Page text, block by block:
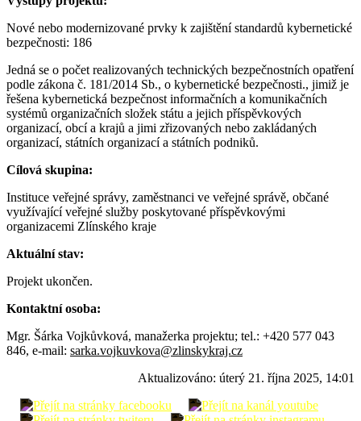
Nové nebo modernizované prvky k zajištění standardů kybernetické
bezpečnosti: 186
Jedná se o počet realizovaných technických bezpečnostních opatření
podle zákona č. 181/2014 Sb., o kybernetické bezpečnosti., jimiž je
řešena kybernetická bezpečnost informačních a komunikačních
systémů organizačních složek státu a jejich příspěvkových
organizací, obcí a krajů a jimi zřizovaných nebo zakládaných
organizací, státních organizací a státních podniků.
Cílová skupina:
Instituce veřejné správy, zaměstnanci ve veřejné správě, občané
využívající veřejné služby poskytované příspěvkovými
organizacemi Zlínského kraje
Aktuální stav:
Projekt ukončen.
Kontaktní osoba:
Mgr. Šárka Vojkůvková, manažerka projektu; tel.: +420 577 043
846, e-mail: sarka.vojkuvkova@zlinskykraj.cz
Aktualizováno: úterý 21. října 2025, 14:01